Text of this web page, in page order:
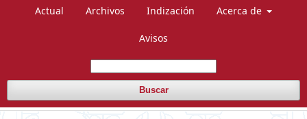
Actual Archivos Indización Acerca de
Avisos
Buscar